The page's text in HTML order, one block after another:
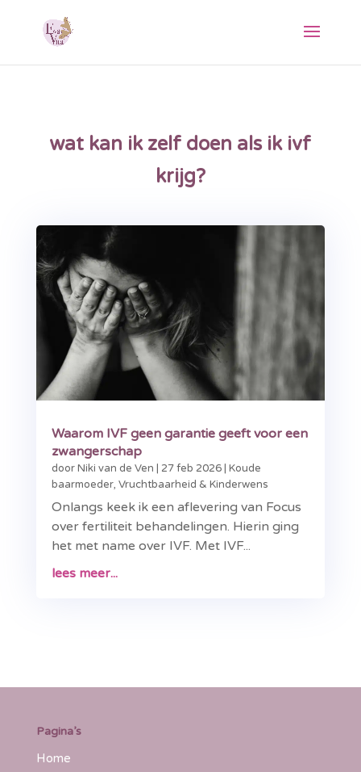
wat kan ik zelf doen als ik ivf
krijg?
Waarom IVF geen garantie geeft voor een
zwangerschap
doorNiki van de Ven 27 feb 2026| Koude
baarmoeder, Vruchtbaarheid & Kinderwens
Onlangs keek ik een aflevering van Focus
over fertiliteit behandelingen. Hierin ging
het met name over IVF. Met IVF...
lees meer...
Pagina’s
Home